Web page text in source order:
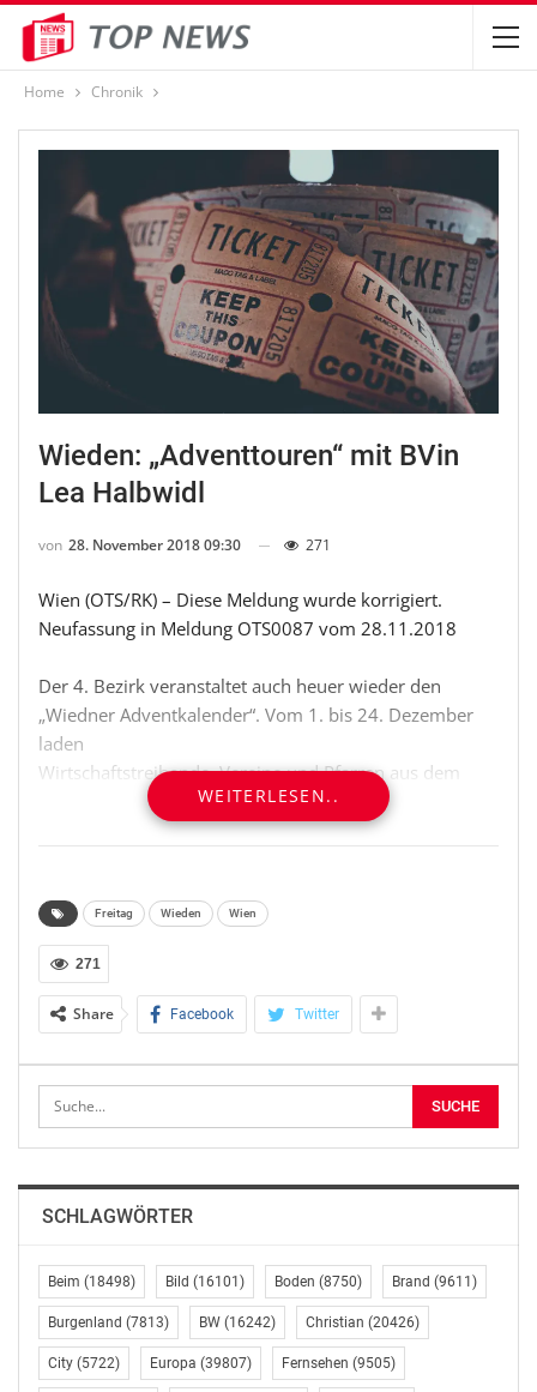
Home Chronik
Wieden: „Adventtouren“ mit BVin
Lea Halbwidl
von 28. November 2018 09:30 271
Wien (OTS/RK) – Diese Meldung wurde korrigiert.
Neufassung in Meldung OTS0087 vom 28.11.2018
Der 4. Bezirk veranstaltet auch heuer wieder den
„Wiedner Adventkalender“. Vom 1. bis 24. Dezember
laden
Wirtschaftstreibende, Vereine und Pfarren aus dem
täglichen gegenseitigen Kennenlernen ein. Erstmals
Rahmen des Wiedner
Adventkalenders auch geführte „Adventtouren“ an, bei
denen sie mit
BezirksbewohnerInnen Grätzel erkunden und bei dort
ansässigen
Geschäften Halt machen wird. Die erste Adventtour
findet am Freitag,
7. Dezember, um 16 Uhr statt und startet beim
Engelbrunnen. Der
Uhr, Treffpunkt
für den 21.
Dezember um 16 Uhr geplant. Startpunkt ist hier der
Ida-Margulies-Platz.
Für die Teilnahme ist eine Anmeldung im Büro der
WEITERLESEN..
Freitag Wieden Wien
271
Share Facebook Twitter
SCHLAGWÖRTER
Beim (18498) Bild (16101) Boden (8750) Brand (9611)
Burgenland (7813) BW (16242) Christian (20426)
City (5722) Europa (39807) Fernsehen (9505)